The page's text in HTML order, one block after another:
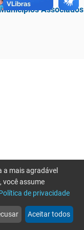
Associados
web
Notícias
more_horiz
Mais
a mais agradável
você assume
de privacidade
Aceitar todos
novamente